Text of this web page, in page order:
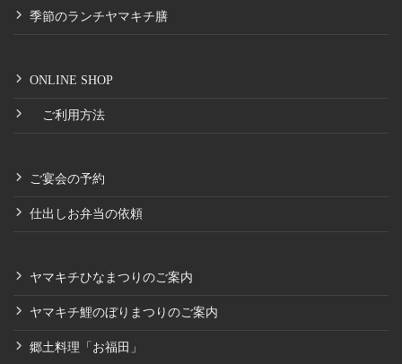
季節のランチヤマキチ膳
ONLINE SHOP
ご利用方法
ご宴会の予約
仕出しお弁当の依頼
ヤマキチひなまつりのご案内
ヤマキチ鯉のぼりまつりのご案内
郷土料理「お福田」